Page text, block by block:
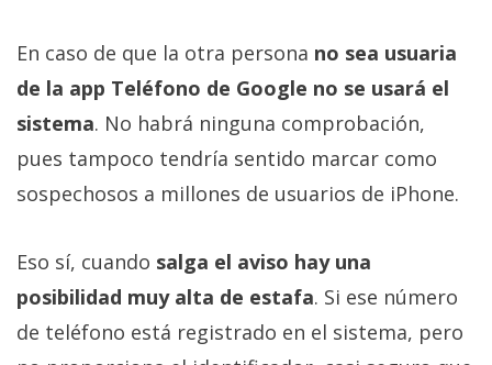
En caso de que la otra persona no sea usuaria
de la app Teléfono de Google no se usará el
sistema. No habrá ninguna comprobación,
pues tampoco tendría sentido marcar como
sospechosos a millones de usuarios de iPhone.
Eso sí, cuando salga el aviso hay una
posibilidad muy alta de estafa. Si ese número
de teléfono está registrado en el sistema, pero